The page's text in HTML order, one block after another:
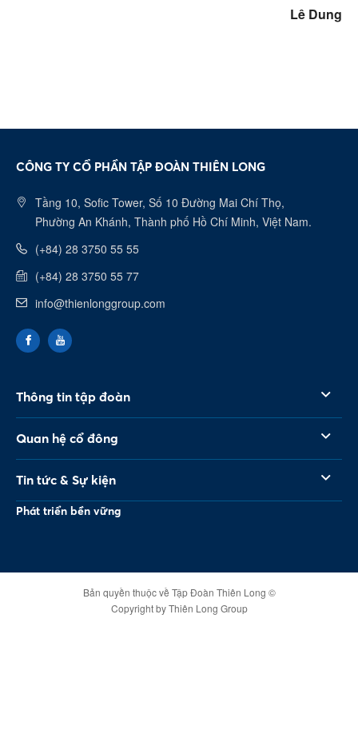
Lê Dung
CÔNG TY CỔ PHẦN TẬP ĐOÀN THIÊN LONG
Tầng 10, Sofic Tower, Số 10 Đường Mai Chí Thọ,
Phường An Khánh, Thành phố Hồ Chí Minh, Việt Nam.
(+84) 28 3750 55 55
(+84) 28 3750 55 77
info@thienlonggroup.com
Thông tin tập đoàn
Quan hệ cổ đông
Tin tức & Sự kiện
Phát triển bền vững
Bản quyền thuộc về Tập Đoàn Thiên Long ©
Copyright by Thiên Long Group